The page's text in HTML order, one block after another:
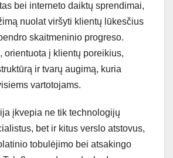
bei interneto daiktų sprendimai,
nuolat viršyti klientų lūkesčius
skaitmeninio progreso.
orientuota į klientų poreikius,
ir tvarų augimą, kuria
vartotojams.
įkvepia ne tik technologijų
bet ir kitus verslo atstovus,
tobulėjimo bei atsakingo